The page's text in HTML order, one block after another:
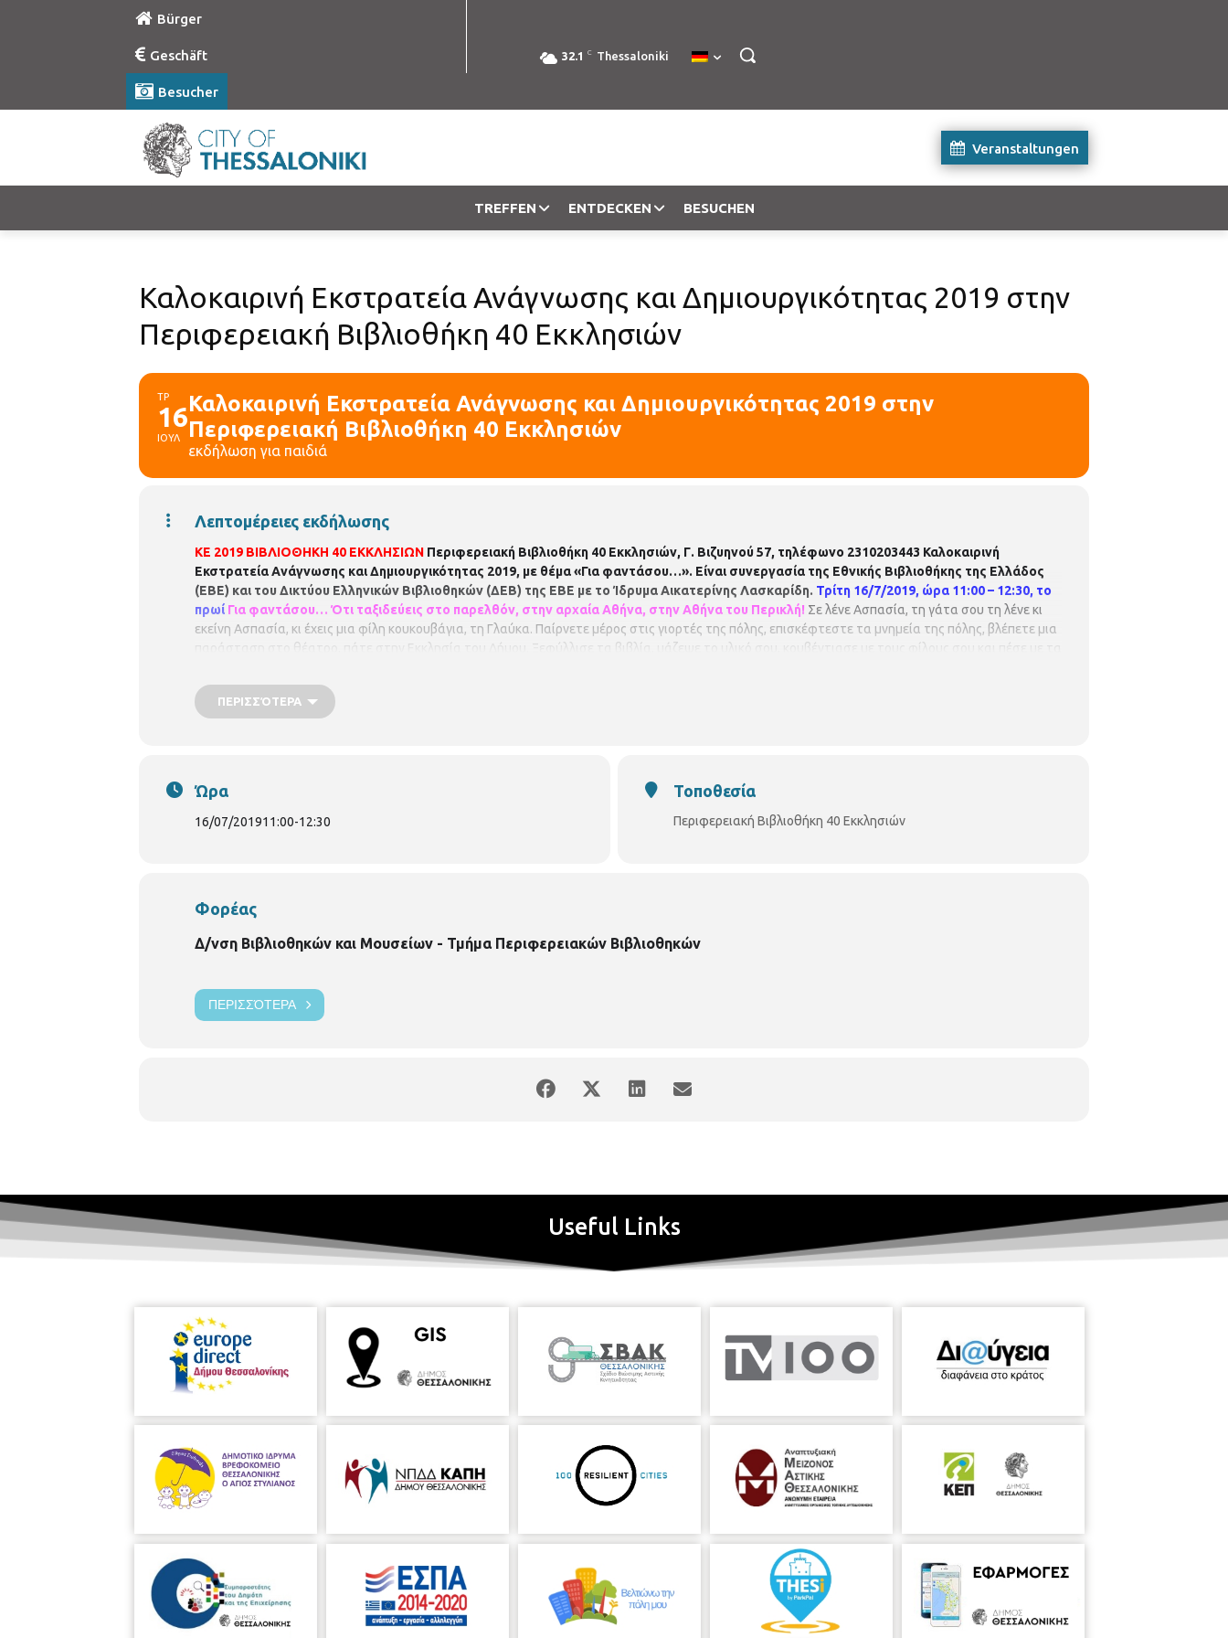
Bürger
Geschäft
Besucher
32.1 C Thessaloniki
Veranstaltungen
TREFFEN ENTDECKEN BESUCHEN
Καλοκαιρινή Εκστρατεία Ανάγνωσης και Δημιουργικότητας 2019 στην
Περιφερειακή Βιβλιοθήκη 40 Εκκλησιών
ΤΡ
16
ΙΟΥΛ
Καλοκαιρινή Εκστρατεία Ανάγνωσης και Δημιουργικότητας 2019 στην
Περιφερειακή Βιβλιοθήκη 40 Εκκλησιών
εκδήλωση για παιδιά
Λεπτομέρειες εκδήλωσης
ΚΕ 2019 ΒΙΒΛΙΟΘΗΚΗ 40 ΕΚΚΛΗΣΙΩΝ Περιφερειακή Βιβλιοθήκη 40 Εκκλησιών, Γ. Βιζυηνού 57, τηλέφωνο 2310203443 Καλοκαιρινή
Εκστρατεία Ανάγνωσης και Δημιουργικότητας 2019, με θέμα «Για φαντάσου…». Είναι συνεργασία της Εθνικής Βιβλιοθήκης της Ελλάδος
(ΕΒΕ) και του Δικτύου Ελληνικών Βιβλιοθηκών (ΔΕΒ) της ΕΒΕ με το Ίδρυμα Αικατερίνης Λασκαρίδη. Τρίτη 16/7/2019, ώρα 11:00 – 12:30, το
πρωί Για φαντάσου… Ότι ταξιδεύεις στο παρελθόν, στην αρχαία Αθήνα, στην Αθήνα του Περικλή! Σε λένε Ασπασία, τη γάτα σου τη λένε κι
εκείνη Ασπασία, κι έχεις μια φίλη κουκουβάγια, τη Γλαύκα. Παίρνετε μέρος στις γιορτές της πόλης, επισκέφτεστε τα μνημεία της πόλης, βλέπετε μια
παράσταση στο θέατρο, πάτε στην Εκκλησία του Δήμου. Ξεφύλλισε τα βιβλία, μάζεψε το υλικό σου, κουβέντιασε με τους φίλους σου και πέσε με τα
ΠΕΡΙΣΣΌΤΕΡΑ
Ώρα
16/07/201911:00-12:30
Τοποθεσία
Περιφερειακή Βιβλιοθήκη 40 Εκκλησιών
Φορέας
Δ/νση Βιβλιοθηκών και Μουσείων - Τμήμα Περιφερειακών Βιβλιοθηκών
ΠΕΡΙΣΣΌΤΕΡΑ
Useful Links